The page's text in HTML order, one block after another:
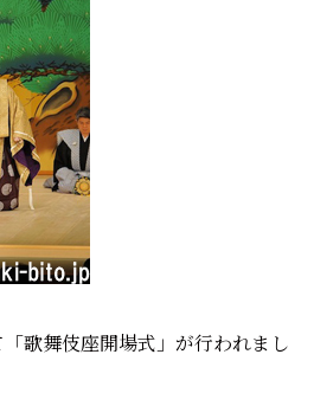
歌舞伎座開場式」が行われまし